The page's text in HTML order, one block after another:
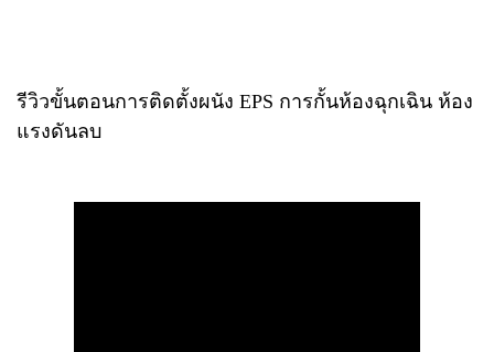
รีวิวขั้นตอนการติดตั้งผนัง EPS การกั้นห้องฉุกเฉิน ห้อง
แรงดันลบ